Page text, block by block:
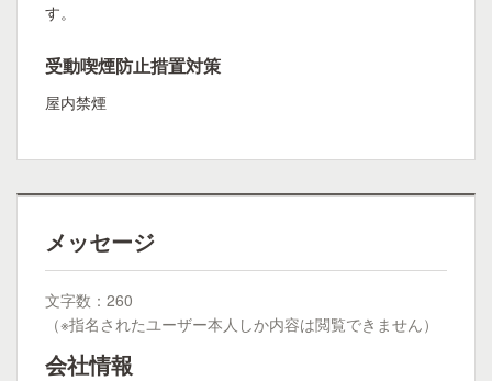
す。
受動喫煙防止措置対策
屋内禁煙
メッセージ
文字数：260
（※指名されたユーザー本人しか内容は閲覧できません）
会社情報